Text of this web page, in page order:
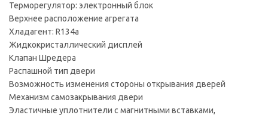
Терморегулятор: электронный блок
Верхнее расположение агрегата
Хладагент: R134a
Жидкокристаллический дисплей
Клапан Шредера
Распашной тип двери
Возможность изменения стороны открывания дверей
Механизм самозакрывания двери
Эластичные уплотнители с магнитными вставками,